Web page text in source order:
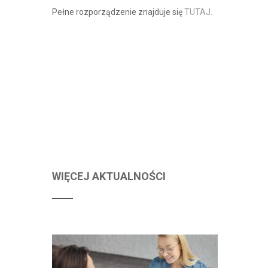
Pełne rozporządzenie znajduje sięTUTAJ.
WIĘCEJ AKTUALNOŚCI